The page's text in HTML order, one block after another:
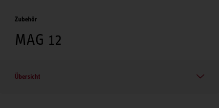
Zubehör
MAG 12
Übersicht